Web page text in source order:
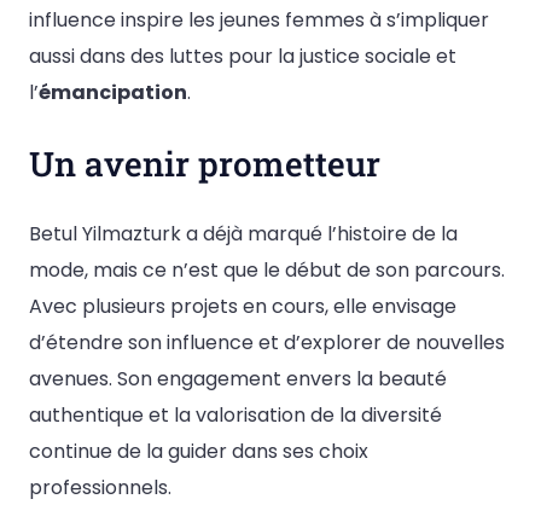
influence inspire les jeunes femmes à s’impliquer
aussi dans des luttes pour la justice sociale et
l’émancipation.
Un avenir prometteur
Betul Yilmazturk a déjà marqué l’histoire de la
mode, mais ce n’est que le début de son parcours.
Avec plusieurs projets en cours, elle envisage
d’étendre son influence et d’explorer de nouvelles
avenues. Son engagement envers la beauté
authentique et la valorisation de la diversité
continue de la guider dans ses choix
professionnels.